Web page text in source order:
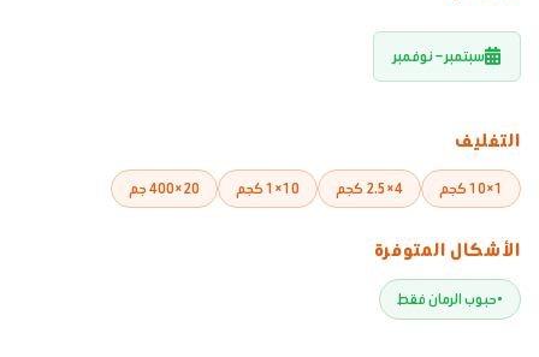
سبتمبر – نوفمبر
التغليف
1×10 كجم 4×2.5 كجم 10×1 كجم 20×400 جم
الأشكال المتوفرة
حبوب الرمان فقط